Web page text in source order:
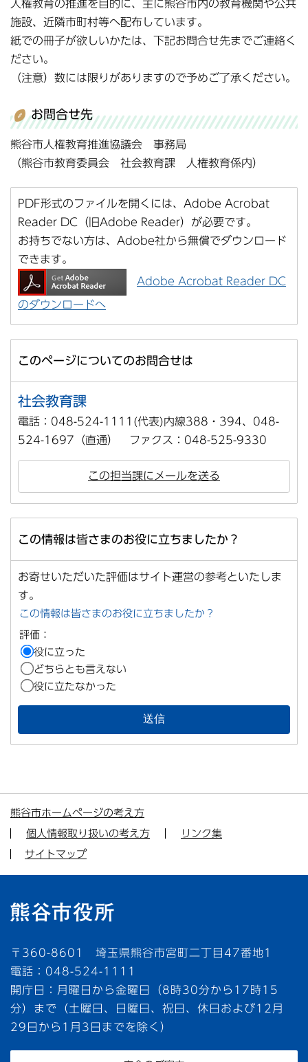
人権教育の推進を目的に、主に熊谷市内の教育機関や公共
施設、近隣市町村等へ配布しています。
紙での冊子が欲しいかたは、下記お問合せ先までご連絡く
ださい。
（注意）数には限りがありますので予めご了承ください。
お問合せ先
熊谷市人権教育推進協議会 事務局
（熊谷市教育委員会 社会教育課 人権教育係内）
PDF形式のファイルを開くには、Adobe Acrobat
Reader DC（旧Adobe Reader）が必要です。
お持ちでない方は、Adobe社から無償でダウンロード
できます。
Adobe Acrobat Reader DC
のダウンロードへ
このページについてのお問合せは
社会教育課
電話：048-524-1111(代表)内線388・394、048-
524-1697（直通） ファクス：048-525-9330
この担当課にメールを送る
この情報は皆さまのお役に立ちましたか？
お寄せいただいた評価はサイト運営の参考といたしま
す。
この情報は皆さまのお役に立ちましたか？
評価：
役に立った
どちらとも言えない
役に立たなかった
熊谷市ホームページの考え方
個人情報取り扱いの考え方
リンク集
サイトマップ
〒360-8601 埼玉県熊谷市宮町二丁目47番地1
電話：048-524-1111
開庁日：月曜日から金曜日（8時30分から17時15
分）まで（土曜日、日曜日、祝日、休日および12月
29日から1月3日までを除く）